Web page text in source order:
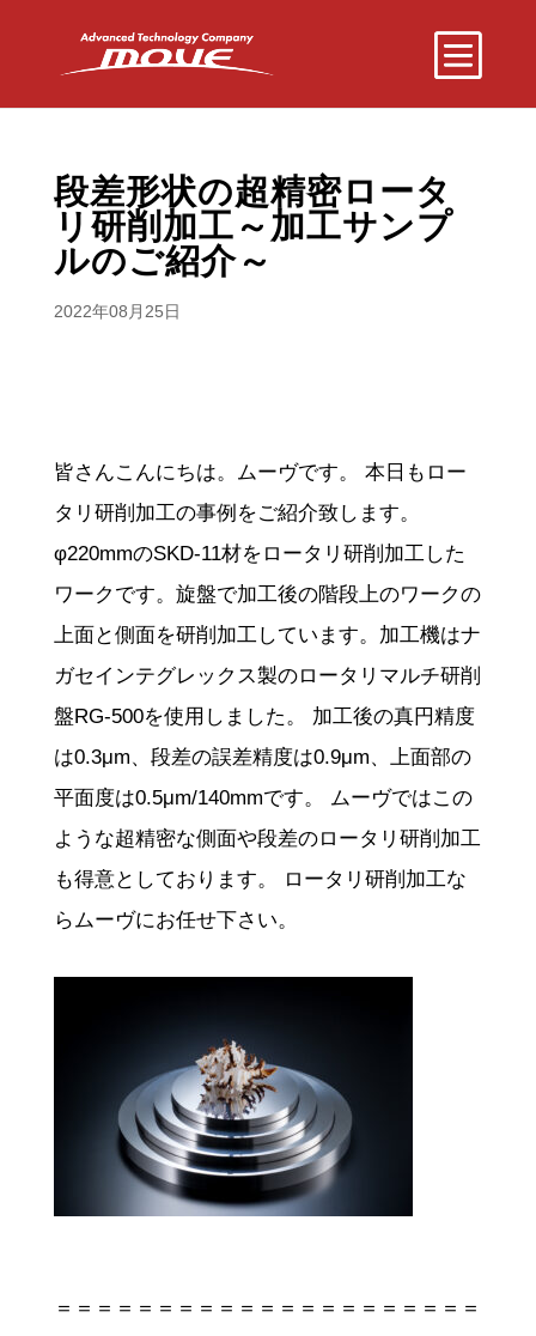
段差形状の超精密ロータ
リ研削加工～加工サンプ
ルのご紹介～
2022年08月25日
皆さんこんにちは。ムーヴです。 本日もロー
タリ研削加工の事例をご紹介致します。
φ220mmのSKD-11材をロータリ研削加工した
ワークです。旋盤で加工後の階段上のワークの
上面と側面を研削加工しています。加工機はナ
ガセインテグレックス製のロータリマルチ研削
盤RG-500を使用しました。 加工後の真円精度
は0.3μm、段差の誤差精度は0.9μm、上面部の
平面度は0.5μm/140mmです。 ムーヴではこの
ような超精密な側面や段差のロータリ研削加工
も得意としております。 ロータリ研削加工な
らムーヴにお任せ下さい。
＝＝＝＝＝＝＝＝＝＝＝＝＝＝＝＝＝＝＝＝＝